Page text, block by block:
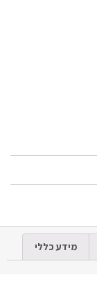
מידע כללי